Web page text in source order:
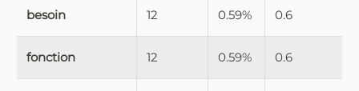
besoin 12 0.59% 0.6
fonction 12 0.59% 0.6